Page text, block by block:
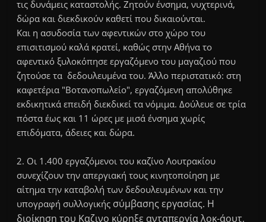
τις δυνάμεις καταστολής. Ζητούν ένσημα, νυχτερινά,
δώρα και διεκδικούν καθετί που δικαιούνται.
Και η ασυδοσία των αφεντικών στο χώρο του
επισιτισμού καλά κρατεί, καθώς στην Αθήνα το
αφεντικό ξυλοκόπησε εργαζόμενο του μαγαζιού που
ζητούσε τα δεδουλευμένα του. Άλλο περιστατικό: στη
καφετέρια "Βοτανοπωλείο", εργαζόμενη απολύθηκε
εκδικητικά επειδή διεκδικεί τα νόμιμα. Δούλευε σε τρία
πόστα έως και 11 ώρες με μισά ένσημα χωρίς
επιδόματα, άδειες και δώρα.
2. Οι 1.400 εργαζόμενοι του καζίνο Λουτρακίου
συνεχίζουν την απεργιακή τους κινητοποίηση με
αίτημα την καταβολή των δεδουλευμένων και την
υπογραφή συλλογικής σύμβασης εργασίας. Η
διοίκηση του Καζινο κύρηξε ανταπεργία λοκ-άουτ,